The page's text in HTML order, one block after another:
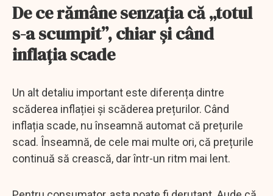
De ce rămâne senzația că „totul
s-a scumpit”, chiar și când
inflația scade
Un alt detaliu important este diferența dintre
scăderea inflației și scăderea prețurilor. Când
inflația scade, nu înseamnă automat că prețurile
scad. Înseamnă, de cele mai multe ori, că prețurile
continuă să crească, dar într-un ritm mai lent.